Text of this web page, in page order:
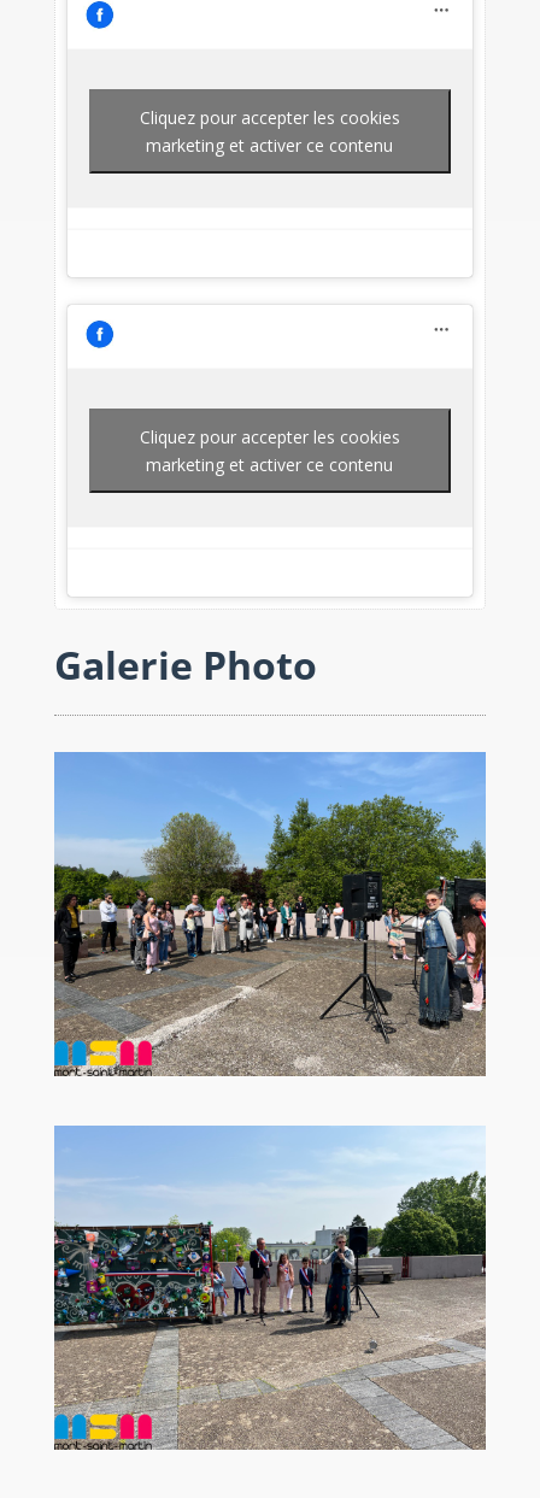
Cliquez pour accepter les cookies
marketing et activer ce contenu
Cliquez pour accepter les cookies
marketing et activer ce contenu
Galerie Photo